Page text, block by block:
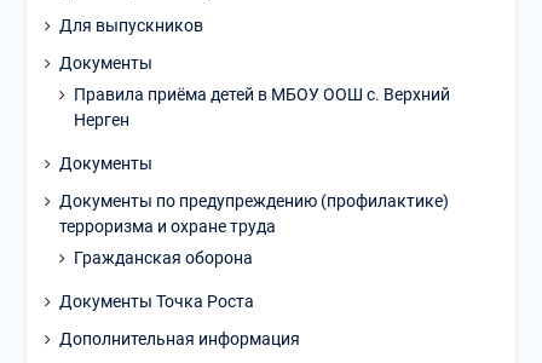
Для выпускников
Документы
Правила приёма детей в МБОУ ООШ с. Верхний
Нерген
Документы
Документы по предупреждению (профилактике)
терроризма и охране труда
Гражданская оборона
Документы Точка Роста
Дополнительная информация